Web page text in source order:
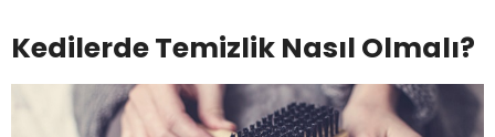
Kedilerde Temizlik Nasıl Olmalı?